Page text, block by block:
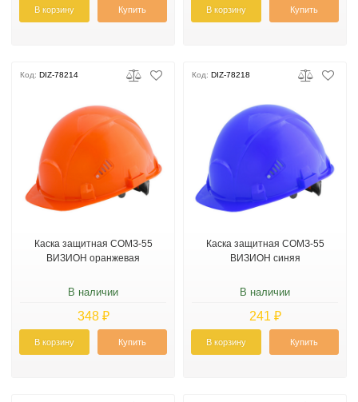
В корзину Купить В корзину Купить
Код: DIZ-78214
Каска защитная СОМЗ-55
ВИЗИОН оранжевая
В наличии
348 ₽
В корзину Купить
Код: DIZ-78218
Каска защитная СОМЗ-55
ВИЗИОН синяя
В наличии
241 ₽
В корзину Купить